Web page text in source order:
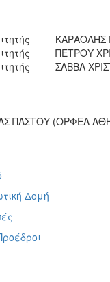
ΚΑΡΑΟΛΗΣ
ΠΕΤΡΟΥ
ΣΑΒΒΑ
ΠΑΣΤΟΥ (ΟΡΦΕΑ
Δομή